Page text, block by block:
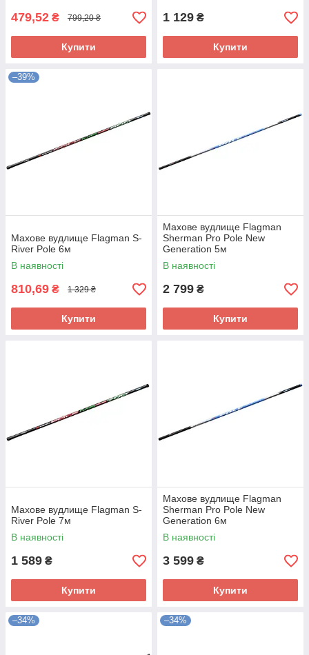
479,52 ₴ 799,20 ₴
Купити
1 129 ₴
Купити
–39%
Махове вудлище Flagman S-
River Pole 6м
В наявності
810,69 ₴ 1 329 ₴
Купити
Махове вудлище Flagman
Sherman Pro Pole New
Generation 5м
В наявності
2 799 ₴
Купити
Махове вудлище Flagman S-
River Pole 7м
В наявності
1 589 ₴
Купити
Махове вудлище Flagman
Sherman Pro Pole New
Generation 6м
В наявності
3 599 ₴
Купити
–34% –34%